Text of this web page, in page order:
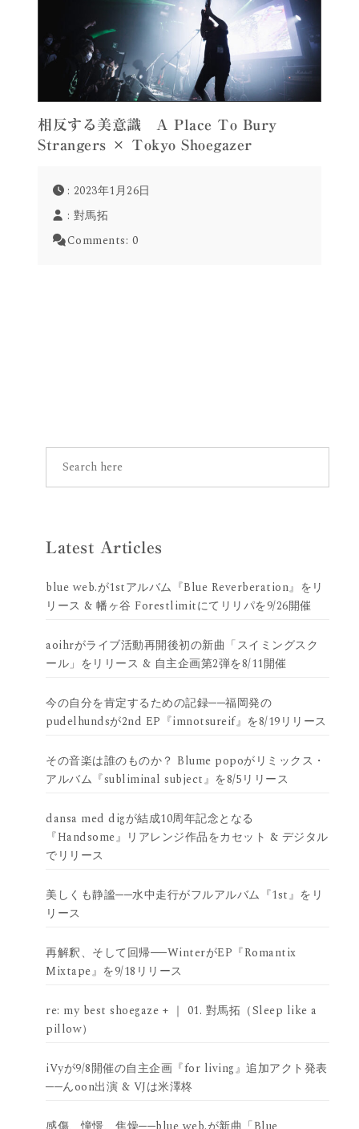
相反する美意識 A Place To Bury
Strangers × Tokyo Shoegazer
: 2023年1月26日
: 對馬拓
Comments: 0
Latest Articles
blue web.が1stアルバム『Blue Reverberation』をリ
リース & 幡ヶ谷 Forestlimitにてリリパを9/26開催
aoihrがライブ活動再開後初の新曲「スイミングスク
ール」をリリース & 自主企画第2弾を8/11開催
今の自分を肯定するための記録──福岡発の
pudelhundsが2nd EP『imnotsureif』を8/19リリース
その音楽は誰のものか？ Blume popoがリミックス・
アルバム『subliminal subject』を8/5リリース
dansa med digが結成10周年記念となる
『Handsome』リアレンジ作品をカセット & デジタル
でリリース
美しくも静謐──水中走行がフルアルバム『1st』をリ
リース
再解釈、そして回帰──WinterがEP『Romantix
Mixtape』を9/18リリース
re: my best shoegaze + ｜ 01. 對馬拓（Sleep like a
pillow）
iVyが9/8開催の自主企画『for living』追加アクト発表
──んoon出演 & VJは米澤柊